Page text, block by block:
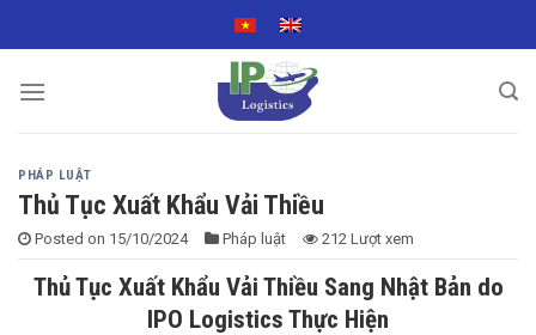
to
PHÁP LUẬT
Thủ Tục Xuất Khẩu Vải Thiều
Posted on 15/10/2024 Pháp luật 212 Lượt xem
Thủ Tục Xuất Khẩu Vải Thiều Sang Nhật Bản do
IPO Logistics Thực Hiện